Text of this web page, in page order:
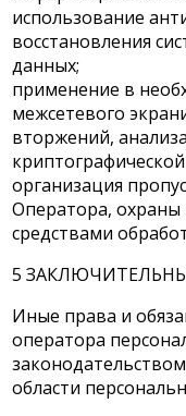
использование
восстановления
данных;
применение в
межсетевого
вторжений,
организация
Оператора,
средствами
5
Иные права и
оператора
области